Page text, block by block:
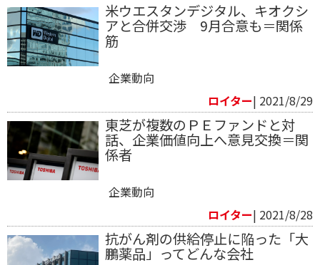
米ウエスタンデジタル、キオクシ
アと合併交渉 9月合意も＝関係
筋
企業動向
ロイター| 2021/8/29
東芝が複数のＰＥファンドと対
話、企業価値向上へ意見交換＝関
係者
企業動向
ロイター| 2021/8/28
抗がん剤の供給停止に陥った「大
鵬薬品」ってどんな会社